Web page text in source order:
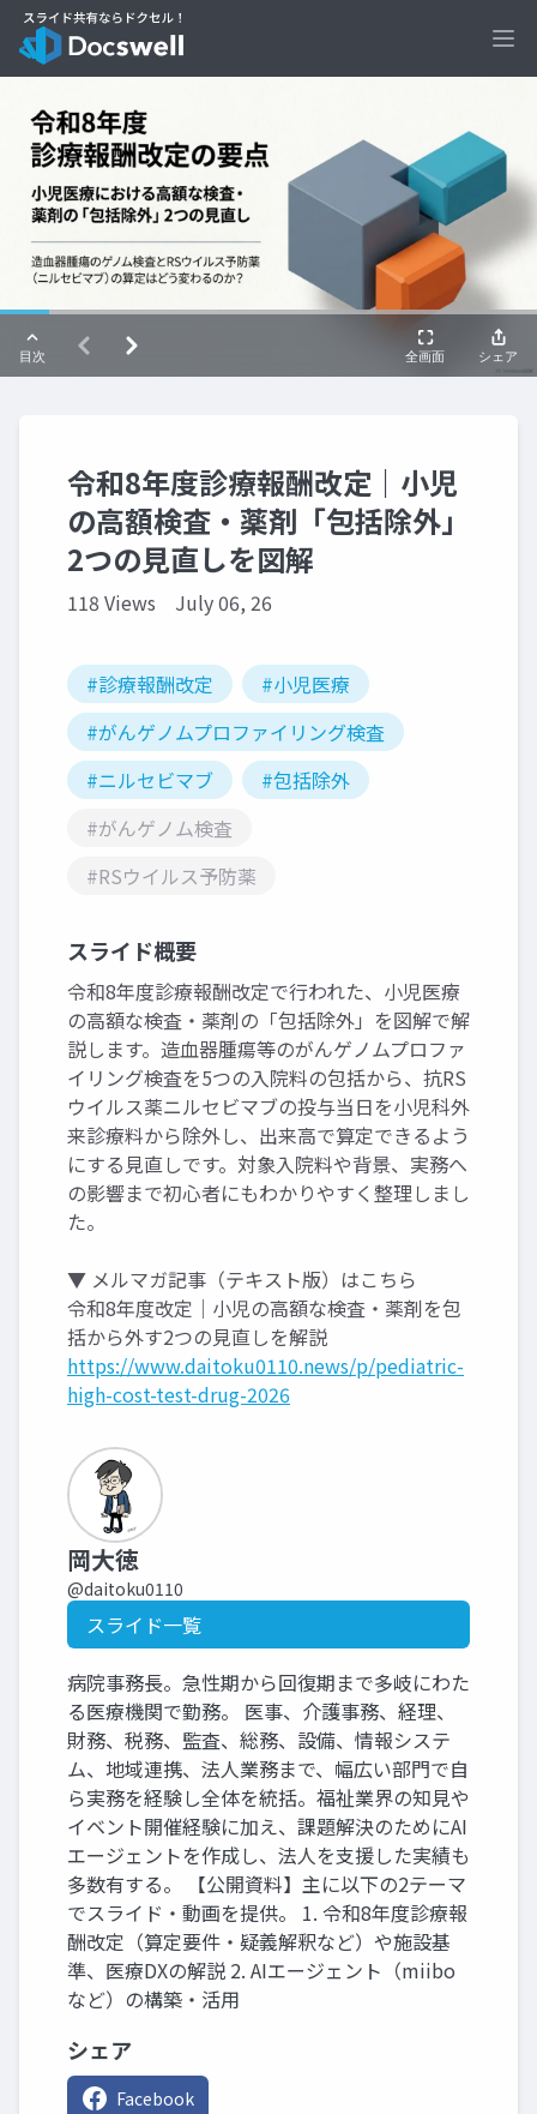
令和8年度診療報酬改定｜小児
の高額検査・薬剤「包括除外」
2つの見直しを図解
118 Views July 06, 26
#診療報酬改定
#小児医療
#がんゲノムプロファイリング検査
#ニルセビマブ
#包括除外
#がんゲノム検査
#RSウイルス予防薬
スライド概要
令和8年度診療報酬改定で行われた、小児医療
の高額な検査・薬剤の「包括除外」を図解で解
説します。造血器腫瘍等のがんゲノムプロファ
イリング検査を5つの入院料の包括から、抗RS
ウイルス薬ニルセビマブの投与当日を小児科外
来診療料から除外し、出来高で算定できるよう
にする見直しです。対象入院料や背景、実務へ
の影響まで初心者にもわかりやすく整理しまし
た。
▼ メルマガ記事（テキスト版）はこちら
令和8年度改定｜小児の高額な検査・薬剤を包
括から外す2つの見直しを解説
https://www.daitoku0110.news/p/pediatric-
high-cost-test-drug-2026
岡大徳
@daitoku0110
スライド一覧
病院事務長。急性期から回復期まで多岐にわた
る医療機関で勤務。 医事、介護事務、経理、
財務、税務、監査、総務、設備、情報システ
ム、地域連携、法人業務まで、幅広い部門で自
ら実務を経験し全体を統括。福祉業界の知見や
イベント開催経験に加え、課題解決のためにAI
エージェントを作成し、法人を支援した実績も
多数有する。 【公開資料】主に以下の2テーマ
でスライド・動画を提供。 1. 令和8年度診療報
酬改定（算定要件・疑義解釈など）や施設基
準、医療DXの解説 2. AIエージェント（miibo
など）の構築・活用
シェア
Facebook